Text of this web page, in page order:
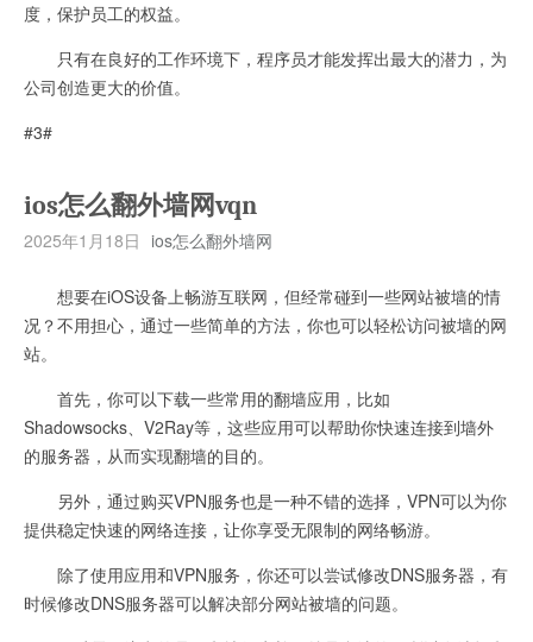
度，保护员工的权益。
只有在良好的工作环境下，程序员才能发挥出最大的潜力，为
公司创造更大的价值。
#3#
ios怎么翻外墙网vqn
2025年1月18日 ios怎么翻外墙网
想要在iOS设备上畅游互联网，但经常碰到一些网站被墙的情
况？不用担心，通过一些简单的方法，你也可以轻松访问被墙的网
站。
首先，你可以下载一些常用的翻墙应用，比如
Shadowsocks、V2Ray等，这些应用可以帮助你快速连接到墙外
的服务器，从而实现翻墙的目的。
另外，通过购买VPN服务也是一种不错的选择，VPN可以为你
提供稳定快速的网络连接，让你享受无限制的网络畅游。
除了使用应用和VPN服务，你还可以尝试修改DNS服务器，有
时候修改DNS服务器可以解决部分网站被墙的问题。